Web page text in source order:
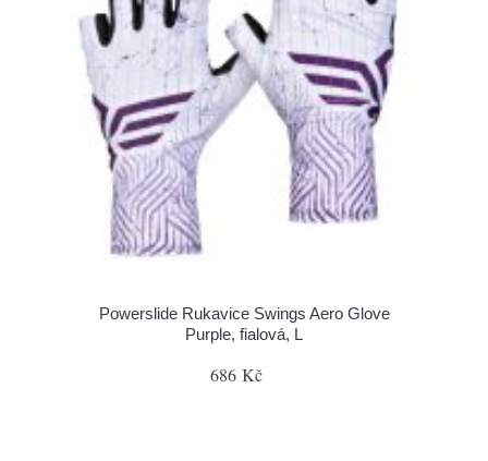
Powerslide Rukavice Swings Aero Glove
Purple, fialová, L
686 Kč